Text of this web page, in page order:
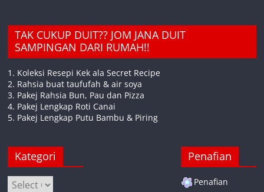
TAK CUKUP DUIT?? JOM JANA DUIT
SAMPINGAN DARI RUMAH!!
1. Koleksi Resepi Kek ala Secret Recipe
2. Rahsia buat taufufah & air soya
3. Pakej Rahsia Bun, Pau dan Pizza
4. Pakej Lengkap Roti Canai
5. Pakej Lengkap Putu Bambu & Piring
Kategori
Kategori
Penafian
Penafian